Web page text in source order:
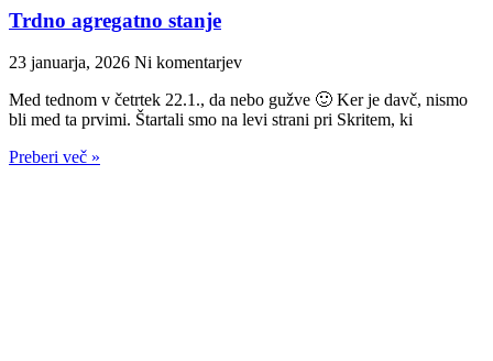
Trdno agregatno stanje
23 januarja, 2026 Ni komentarjev
Med tednom v četrtek 22.1., da nebo gužve 🙂 Ker je davč, nismo
bli med ta prvimi. Štartali smo na levi strani pri Skritem, ki
Preberi več »